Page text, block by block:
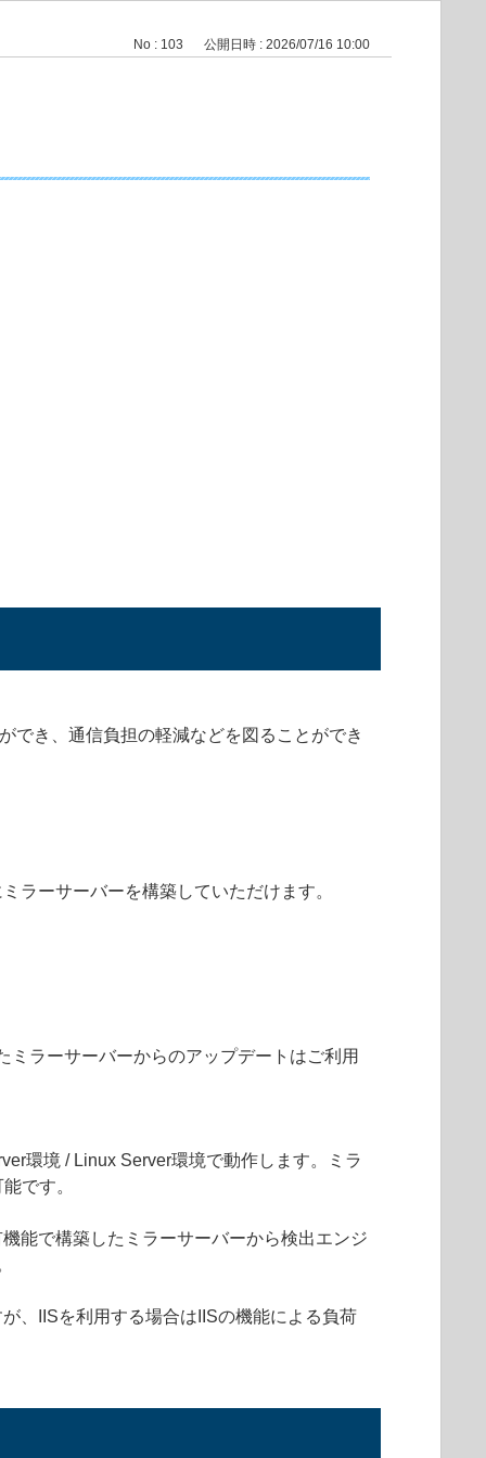
No : 103 公開日時 : 2026/07/16 10:00
でき、通信負担の軽減などを図ることができ
ラーサーバーを構築していただけます。
ラーサーバーからのアップデートはご利用
環境 / Linux Server環境で動作します。ミラ
です。
能で構築したミラーサーバーから検出エンジ
、IISを利用する場合はIISの機能による負荷